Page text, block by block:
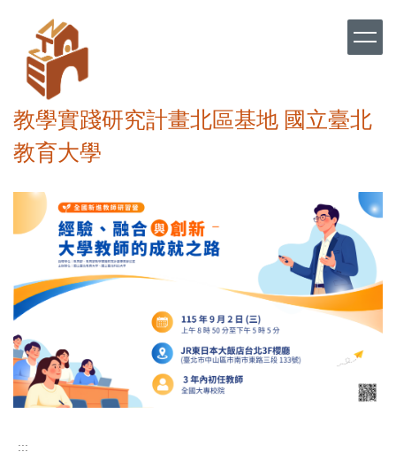
區
教學實踐研究計畫北區基地 國立臺北
教育大學
:::